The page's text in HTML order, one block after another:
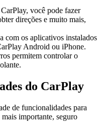
você pode fazer
direções e muito mais,
com os aplicativos instalados
Android ou iPhone.
permitem controlar o
do CarPlay
de funcionalidades para
importante, seguro